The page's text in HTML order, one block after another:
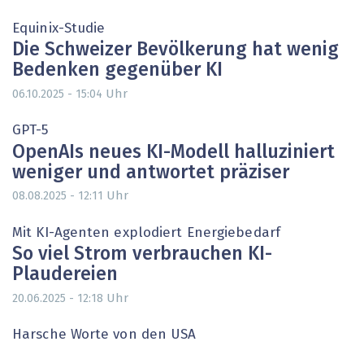
Equinix-Studie
Die Schweizer Bevölkerung hat wenig
Bedenken gegenüber KI
06.10.2025 - 15:04 Uhr
GPT-5
OpenAIs neues KI-Modell halluziniert
weniger und antwortet präziser
08.08.2025 - 12:11 Uhr
Mit KI-Agenten explodiert Energiebedarf
So viel Strom verbrauchen KI-
Plaudereien
20.06.2025 - 12:18 Uhr
Harsche Worte von den USA